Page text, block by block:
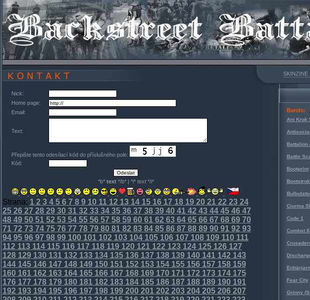
SKINZINE
Nick:
Home page:
Email:
Text:
Přepište tento odesílací kód do příslušného pole:
Kód:
*b* text*/b* | *i* text*/i*
Strana: 12 34567 89101112 1314151617 1819202122 2324
252627 2829303132 3334353637 3839404142 4344454647
4849505152 5354555657 5859606162 6364656667 686970
7172 7374757677 7879808182 8384858687 8889909192 93
94959697 9899100101102 103104105106107 108109110111
112 113114115116117 118119120121122 123124125126127
128129130131132 133134135136137 138139140141142 143
144145146147 148149150151152 153154155156157 158159
160161162 163164165166167 168169170171172 173174175
176177 178179180181182 183184185186187 188189190191
192 193194195196197 198199200201202 203204205206207
Bands:
Ani Krok
Battalion
Battle
Bootprint
Ciurma
Code 1
Combat
Fear City
Grinny